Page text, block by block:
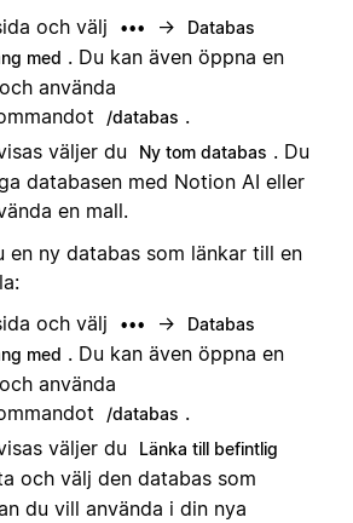
och välj
••• → Databas
med . Du kan även öppna en
använda
/databas .
väljer du
Ny tom databas . Du
databasen med Notion AI eller
en mall.
en ny databas som länkar till en
och välj
••• → Databas
med . Du kan även öppna en
använda
/databas .
väljer du
Länka till befintlig
och välj den databas som
du vill använda i din nya